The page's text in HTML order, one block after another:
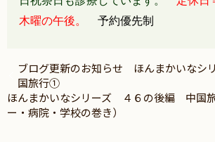
木曜の午後。予約優先制
ブログ更新のお知らせ ほんまかいなシ
国旅行①
ほんまかいなシリーズ ４６の後編 中国
ー・病院・学校の巻き）